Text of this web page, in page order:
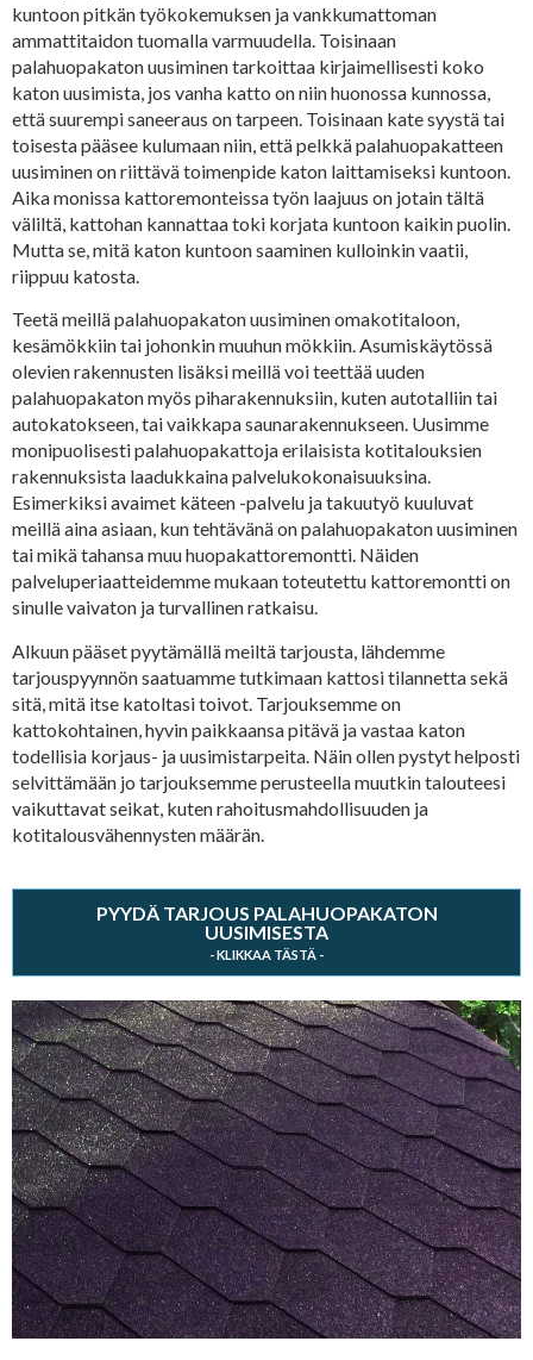
kuntoon pitkän työkokemuksen ja vankkumattoman
ammattitaidon tuomalla varmuudella. Toisinaan
palahuopakaton uusiminen tarkoittaa kirjaimellisesti koko
katon uusimista, jos vanha katto on niin huonossa kunnossa,
että suurempi saneeraus on tarpeen. Toisinaan kate syystä tai
toisesta pääsee kulumaan niin, että pelkkä palahuopakatteen
uusiminen on riittävä toimenpide katon laittamiseksi kuntoon.
Aika monissa kattoremonteissa työn laajuus on jotain tältä
väliltä, kattohan kannattaa toki korjata kuntoon kaikin puolin.
Mutta se, mitä katon kuntoon saaminen kulloinkin vaatii,
riippuu katosta.
Teetä meillä palahuopakaton uusiminen omakotitaloon,
kesämökkiin tai johonkin muuhun mökkiin. Asumiskäytössä
olevien rakennusten lisäksi meillä voi teettää uuden
palahuopakaton myös piharakennuksiin, kuten autotalliin tai
autokatokseen, tai vaikkapa saunarakennukseen. Uusimme
monipuolisesti palahuopakattoja erilaisista kotitalouksien
rakennuksista laadukkaina palvelukokonaisuuksina.
Esimerkiksi avaimet käteen -palvelu ja takuutyö kuuluvat
meillä aina asiaan, kun tehtävänä on palahuopakaton uusiminen
tai mikä tahansa muu huopakattoremontti. Näiden
palveluperiaatteidemme mukaan toteutettu kattoremontti on
sinulle vaivaton ja turvallinen ratkaisu.
Alkuun pääset pyytämällä meiltä tarjousta, lähdemme
tarjouspyynnön saatuamme tutkimaan kattosi tilannetta sekä
sitä, mitä itse katoltasi toivot. Tarjouksemme on
kattokohtainen, hyvin paikkaansa pitävä ja vastaa katon
todellisia korjaus- ja uusimistarpeita. Näin ollen pystyt helposti
selvittämään jo tarjouksemme perusteella muutkin talouteesi
vaikuttavat seikat, kuten rahoitusmahdollisuuden ja
kotitalousvähennysten määrän.
PYYDÄ TARJOUS PALAHUOPAKATON
UUSIMISESTA